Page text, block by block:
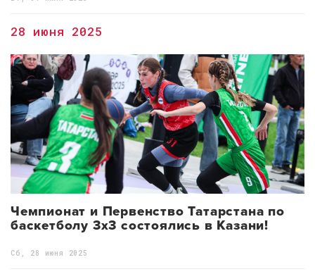
28 июня 2025
Чемпионат и Первенство Татарстана по
баскетболу 3х3 состоялись в Казани!
Сб, 28 июня 2025